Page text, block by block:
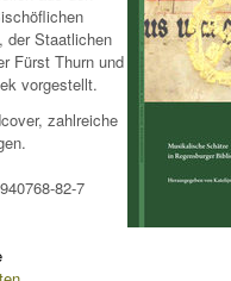
der Staatlichen
Fürst Thurn und
vorgestellt.
zahlreiche
82-7